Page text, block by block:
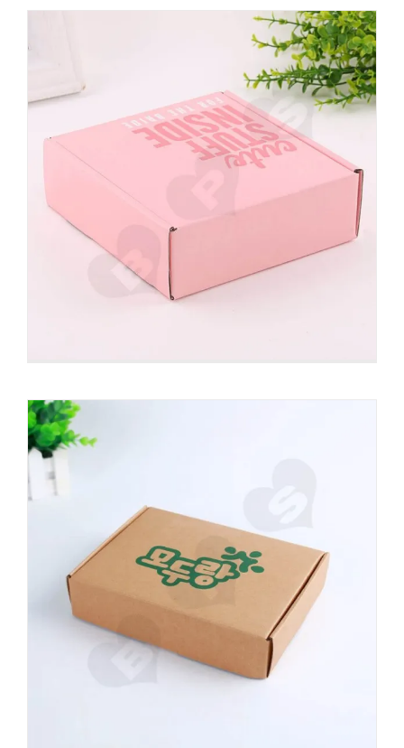
impression flexo pour produits
électroniques
Boîtes d'expédition personnalisées